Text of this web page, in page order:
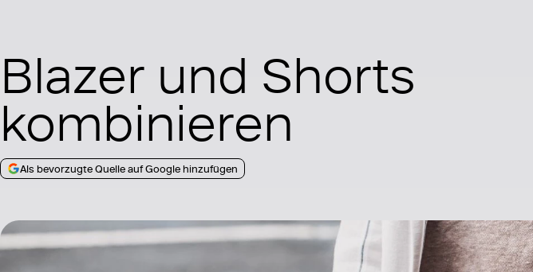
Blazer und Shorts
kombinieren
Als bevorzugte Quelle auf Google hinzufügen